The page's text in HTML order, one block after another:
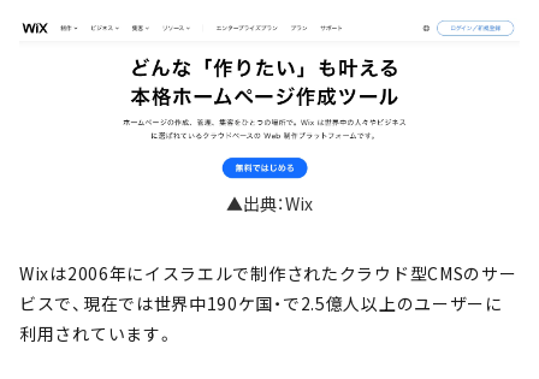
▲出典：Wix
Wixは2006年にイスラエルで制作されたクラウド型CMSのサー
ビスで、現在では世界中190ケ国・で2.5億人以上のユーザーに
利用されています。